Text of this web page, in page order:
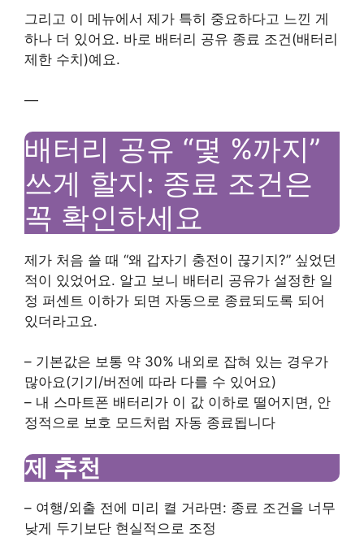
그리고 이 메뉴에서 제가 특히 중요하다고 느낀 게
하나 더 있어요. 바로 배터리 공유 종료 조건(배터리
제한 수치)예요.
—
배터리 공유 “몇 %까지”
쓰게 할지: 종료 조건은
꼭 확인하세요
제가 처음 쓸 때 “왜 갑자기 충전이 끊기지?” 싶었던
적이 있었어요. 알고 보니 배터리 공유가 설정한 일
정 퍼센트 이하가 되면 자동으로 종료되도록 되어
있더라고요.
– 기본값은 보통 약 30% 내외로 잡혀 있는 경우가
많아요(기기/버전에 따라 다를 수 있어요)
– 내 스마트폰 배터리가 이 값 이하로 떨어지면, 안
정적으로 보호 모드처럼 자동 종료됩니다
제 추천
– 여행/외출 전에 미리 켤 거라면: 종료 조건을 너무
낮게 두기보단 현실적으로 조정